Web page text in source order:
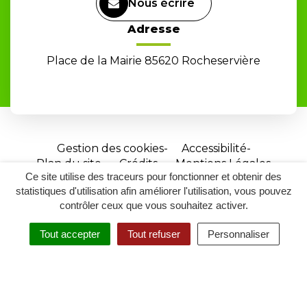
Ce site utilise des traceurs pour fonctionner et obtenir des
statistiques d'utilisation afin améliorer l'utilisation, vous pouvez
contrôler ceux que vous souhaitez activer.
Tout accepter Tout refuser Personnaliser
RECHERCHER
ACCESSIBILITÉ
Nous écrire
Adresse
Place de la Mairie 85620 Rocheservière
Gestion des cookies
Accessibilité
Plan du site
Crédits
Mentions Légales
Site
réalisé
par
Inovagora